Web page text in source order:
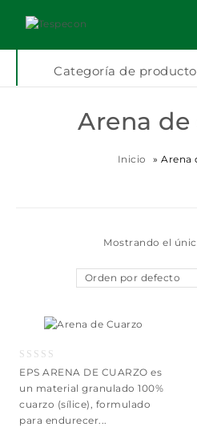
Categoría de
Arena de
Inicio » Arena
Mostrando el
Orden por defecto
0
EPS ARENA DE CUARZO es
un material granulado 100%
cuarzo (sílice), formulado
para endurecer...